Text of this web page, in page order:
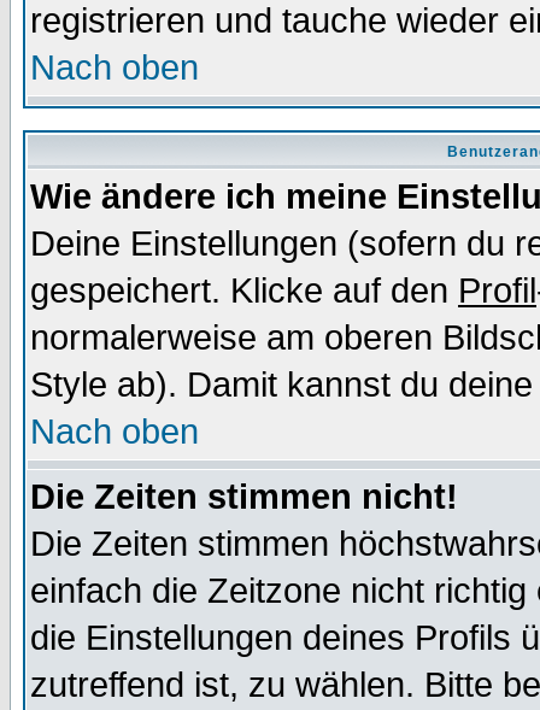
registrieren und tauche wieder
Nach oben
Wie ändere ich meine
Deine Einstellungen (sofern du
gespeichert. Klicke auf den Profil
normalerweise am oberen
Style ab). Damit kannst du
Nach oben
Die Zeiten stimmen nicht!
Die Zeiten stimmen
einfach die Zeitzone nicht
die Einstellungen deines Profils
zutreffend ist, zu wählen. Bitte